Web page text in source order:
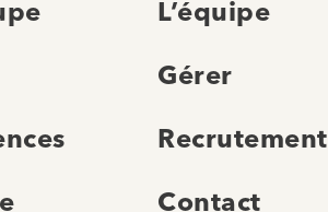
L’équipe
Gérer
Recrutement
Contact